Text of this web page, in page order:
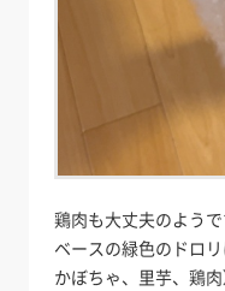
鶏肉も大丈夫のようで
ベースの緑色のドロリ
かぼちゃ、里芋、鶏